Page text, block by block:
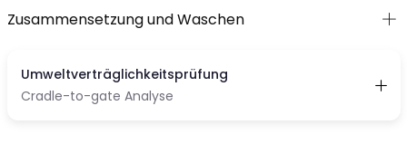
Zusammensetzung und Waschen